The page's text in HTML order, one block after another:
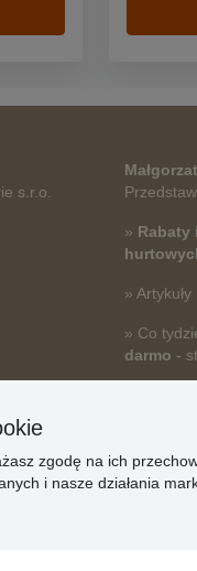
s.r.o.
»
» Artykuły
» Co
darmo -
zgodę na ich
i nasze działania